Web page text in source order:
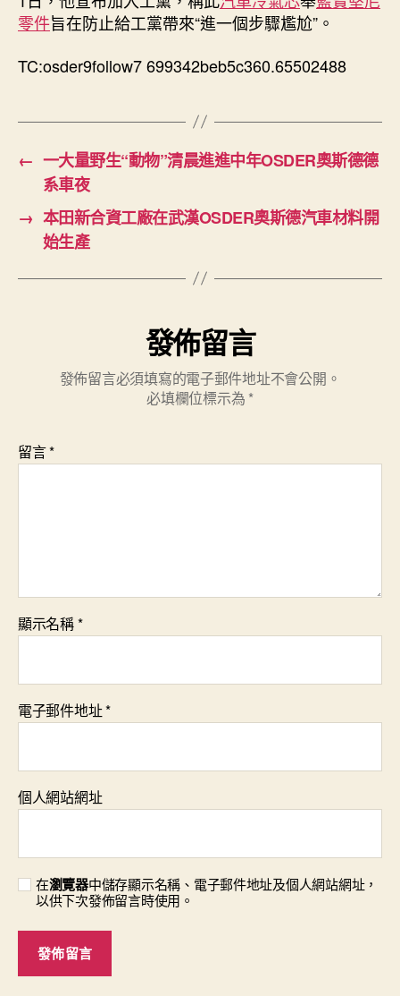
零件旨在防止給工黨帶來“進一個步驟尷尬”。
TC:osder9follow7 699342beb5c360.65502488
← 一大量野生“動物”清晨進進中年OSDER奧斯德德
系車夜
→ 本田新合資工廠在武漢OSDER奧斯德汽車材料開
始生產
發佈留言
發佈留言必須填寫的電子郵件地址不會公開。
必填欄位標示為 *
留言*
顯示名稱*
電子郵件地址*
個人網站網址
在瀏覽器中儲存顯示名稱、電子郵件地址及個人網站網址，
以供下次發佈留言時使用。